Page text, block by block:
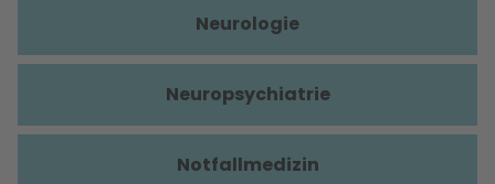
Neurologie
Neuropsychiatrie
Notfallmedizin